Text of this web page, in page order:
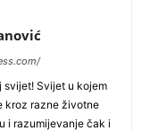
svijet! Svijet u kojem
kroz razne životne
i razumijevanje čak i